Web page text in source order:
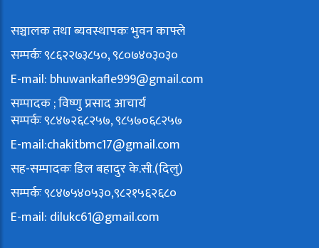
सञ्चालक तथा ब्यवस्थापकः भुवन काफ्ले
सम्पर्कः ९८६२२७३८५०, ९८०७४०३०३०
E-mail: bhuwankafle999@gmail.com
सम्पादक ; विष्णु प्रसाद आचार्य
सम्पर्कः ९८४७२६८२५७, ९८५७०६८२५७
E-mail:chakitbmc17@gmail.com
सह-सम्पादकः डिल बहादुर के.सी.(दिलु)
सम्पर्कः ९८४७५४०५३०,९८२१५६२६८०
E-mail: dilukc61@gmail.com